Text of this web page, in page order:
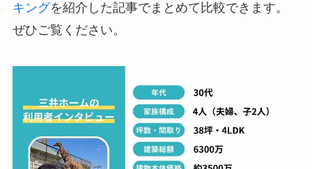
キングを紹介した記事でまとめて比較できます。
ぜひご覧ください。